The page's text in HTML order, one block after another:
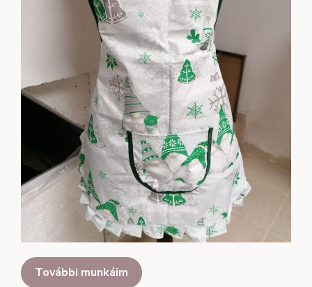
További munkáim